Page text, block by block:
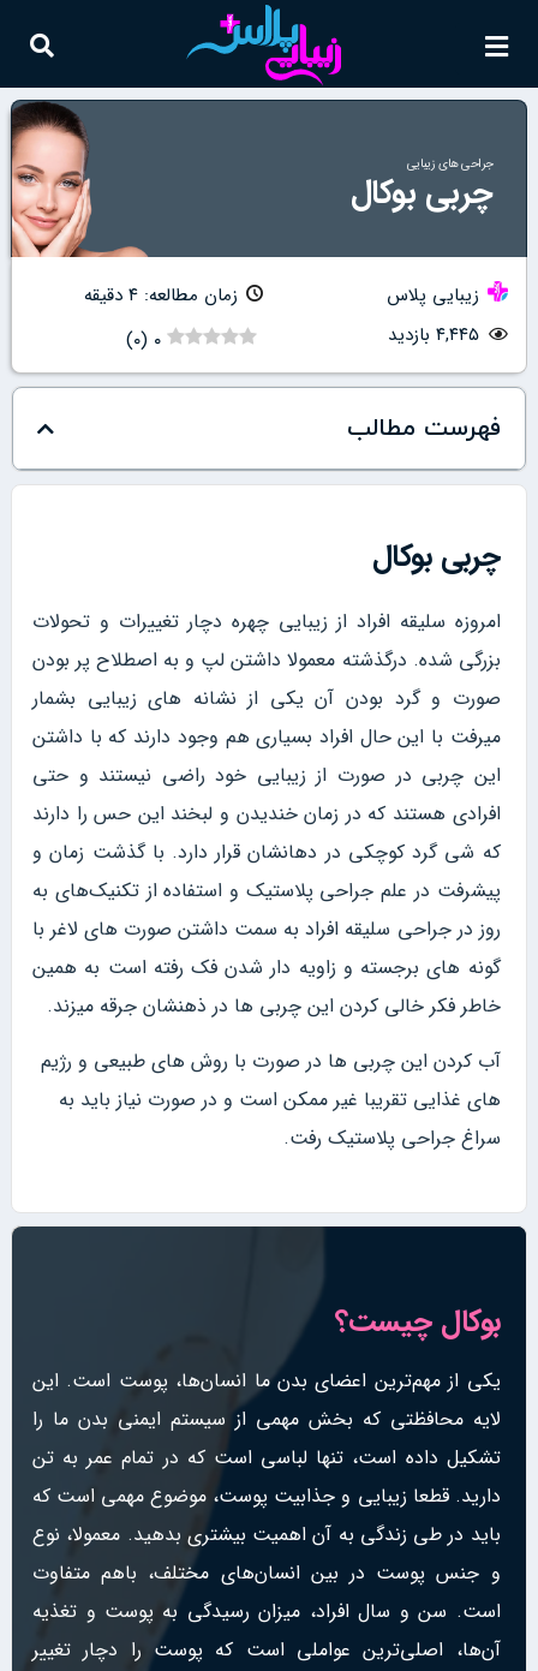
جراحی های زیبایی
چربی بوکال
زیبایی پلاس
زمان مطالعه: ۴ دقیقه
۴,۴۴۵ بازدید
۰ (۰)
فهرست مطالب
چربی بوکال
امروزه سلیقه افراد از زیبایی چهره دچار تغییرات و تحولات
بزرگی شده. درگذشته معمولا داشتن لپ و به اصطلاح پر بودن
صورت و گرد بودن آن یکی از نشانه های زیبایی بشمار
میرفت با این حال افراد بسیاری هم وجود دارند که با داشتن
این چربی در صورت از زیبایی خود راضی نیستند و حتی
افرادی هستند که در زمان خندیدن و لبخند این حس را دارند
که شی گرد کوچکی در دهانشان قرار دارد. با گذشت زمان و
پیشرفت در علم جراحی پلاستیک و استفاده از تکنیک‌‌های به
روز در جراحی سلیقه افراد به سمت داشتن صورت های لاغر با
گونه های برجسته و زاویه دار شدن فک رفته است به همین
خاطر فکر خالی کردن این چربی ها در ذهنشان جرقه میزند.
آب کردن این چربی ها در صورت با روش های طبیعی و رژیم
های غذایی تقریبا غیر ممکن است و در صورت نیاز باید به
سراغ جراحی پلاستیک رفت.
بوکال چیست؟
یکی از مهم‌ترین اعضای بدن ما انسان‌ها، پوست است. این
لایه محافظتی که بخش مهمی از سیستم ایمنی بدن ما را
تشکیل داده است، تنها لباسی است که در تمام عمر به تن
دارید. قطعا زیبایی و جذابیت پوست، موضوع مهمی است که
باید در طی زندگی به آن اهمیت بیشتری بدهید. معمولا، نوع
و جنس پوست در بین انسان‌های مختلف، باهم متفاوت
است. سن و سال افراد، میزان رسیدگی به پوست و تغذیه
آن‌ها، اصلی‌ترین عواملی است که پوست را دچار تغییر